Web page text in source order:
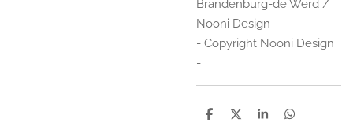
Brandenburg-de Werd /
Nooni Design
- Copyright Nooni Design
-
D
D
S
D